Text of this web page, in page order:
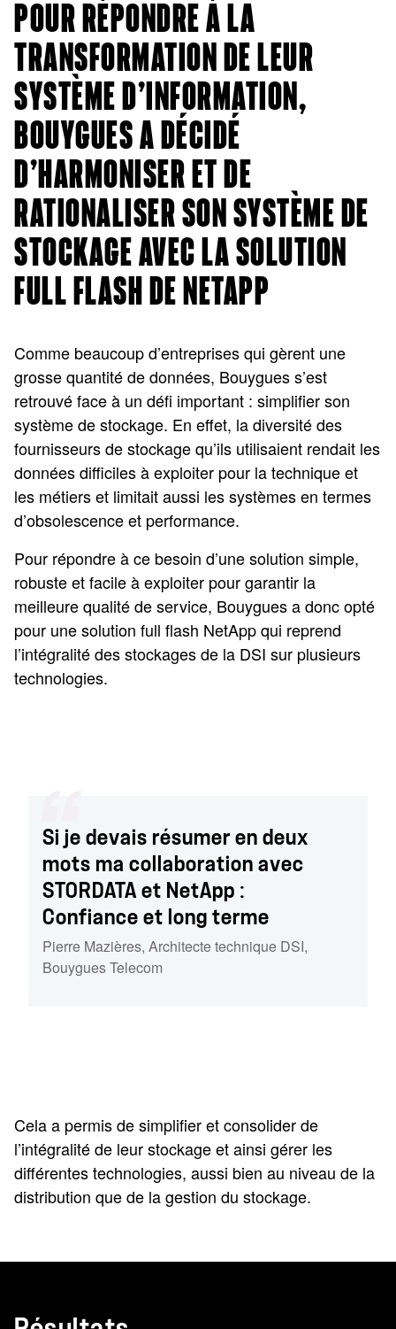
POUR RÉPONDRE À LA
TRANSFORMATION DE LEUR
SYSTÈME D’INFORMATION,
BOUYGUES A DÉCIDÉ
D’HARMONISER ET DE
RATIONALISER SON SYSTÈME DE
STOCKAGE AVEC LA SOLUTION
FULL FLASH DE NETAPP
Comme beaucoup d’entreprises qui gèrent une
grosse quantité de données, Bouygues s’est
retrouvé face à un défi important : simplifier son
système de stockage. En effet, la diversité des
fournisseurs de stockage qu’ils utilisaient rendait les
données difficiles à exploiter pour la technique et
les métiers et limitait aussi les systèmes en termes
d’obsolescence et performance.
Pour répondre à ce besoin d’une solution simple,
robuste et facile à exploiter pour garantir la
meilleure qualité de service, Bouygues a donc opté
pour une solution full flash NetApp qui reprend
l’intégralité des stockages de la DSI sur plusieurs
technologies.
Si je devais résumer en deux
mots ma collaboration avec
STORDATA et NetApp :
Confiance et long terme
Pierre Mazières, Architecte technique DSI,
Bouygues Telecom
Cela a permis de simplifier et consolider de
l’intégralité de leur stockage et ainsi gérer les
différentes technologies, aussi bien au niveau de la
distribution que de la gestion du stockage.